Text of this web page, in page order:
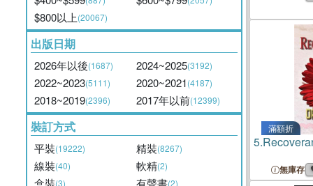
$800以上(20067)
出版日期
2026年以後(1687) 2024~2025(3192)
2022~2023(5111) 2020~2021(4187)
2018~2019(2396) 2017年以前(12399)
裝訂方式
平裝(19222) 精裝(8267)
線裝(40) 軟精(2)
盒裝(3) 有聲書(2)
滿額折
5.
無庫存